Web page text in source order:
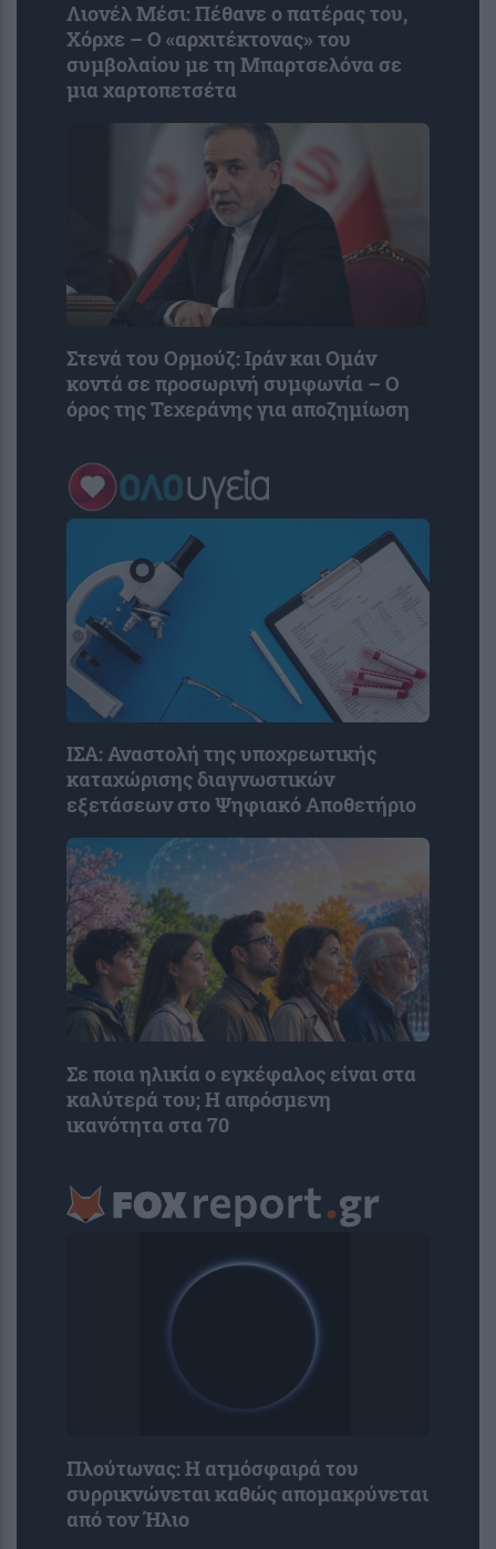
Λιονέλ Μέσι: Πέθανε ο πατέρας του,
Χόρχε – Ο «αρχιτέκτονας» του
συμβολαίου με τη Μπαρτσελόνα σε
μια χαρτοπετσέτα
Στενά του Ορμούζ: Ιράν και Ομάν
κοντά σε προσωρινή συμφωνία – Ο
όρος της Τεχεράνης για αποζημίωση
ΙΣΑ: Αναστολή της υποχρεωτικής
καταχώρισης διαγνωστικών
εξετάσεων στο Ψηφιακό Αποθετήριο
Σε ποια ηλικία ο εγκέφαλος είναι στα
καλύτερά του; Η απρόσμενη
ικανότητα στα 70
Πλούτωνας: Η ατμόσφαιρά του
συρρικνώνεται καθώς απομακρύνεται
από τον Ήλιο